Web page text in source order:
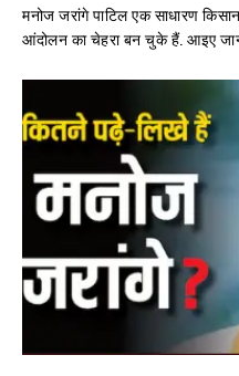
मनोज जरांगे पाटिल एक साधारण
आंदोलन का चेहरा बन चुके हैं. आइए